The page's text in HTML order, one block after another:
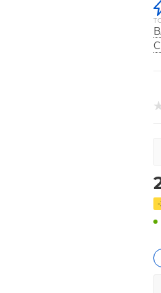
-